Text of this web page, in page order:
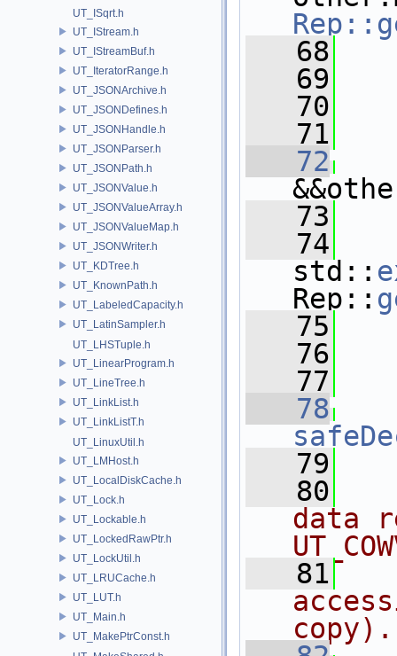
UT_ISqrt.h
UT_IStream.h
UT_IStreamBuf.h
UT_IteratorRange.h
UT_JSONArchive.h
UT_JSONDefines.h
UT_JSONHandle.h
UT_JSONParser.h
UT_JSONPath.h
UT_JSONValue.h
UT_JSONValueArray.h
UT_JSONValueMap.h
UT_JSONWriter.h
UT_KDTree.h
UT_KnownPath.h
UT_LabeledCapacity.h
UT_LatinSampler.h
UT_LHSTuple.h
UT_LinearProgram.h
UT_LineTree.h
UT_LinkList.h
UT_LinkListT.h
UT_LinuxUtil.h
UT_LMHost.h
UT_LocalDiskCache.h
UT_Lock.h
UT_Lockable.h
UT_LockedRawPtr.h
UT_LockUtil.h
UT_LRUCache.h
UT_LUT.h
UT_Main.h
UT_MakePtrConst.h
   68
   69
   70
   71
   72
   73
   74
std::
Rep::
   75
   76
   77
   78
   79
   80
data
   81
copy).